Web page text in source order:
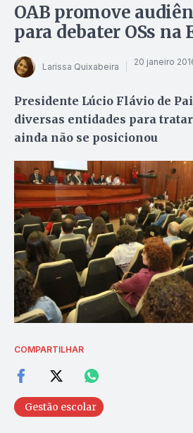
OAB promove
para debater OSs na
Larissa Quixabeira 20 janeiro
Presidente Lúcio Flávio de
diversas entidades para
ainda não se posicionou
COMPARTILHAR
Gestão escolar